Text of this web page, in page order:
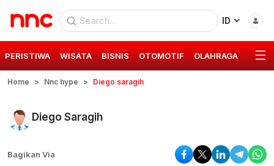
ID
PERISTIWA WISATA BISNIS OTOMOTIF OLAHRAGA GAYA
Home Nnc hype Diego saragih
Diego Saragih
Bagikan Via